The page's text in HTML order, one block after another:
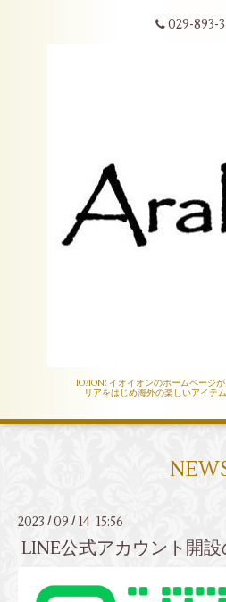
029-893-
IO?ION! イオイオンのホームページ
リアをはじめ海外の楽しいアイテ
2023 / 09 / 14 15:56
LINE公式アカウント開